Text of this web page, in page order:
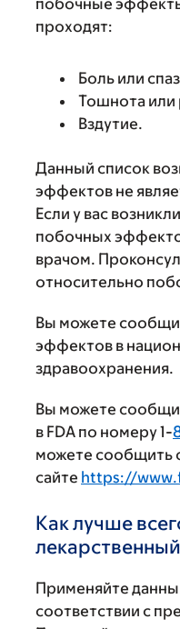
проходят:
Боль или
Тошнота или
Вздутие.
Данный список
эффектов не
Если у вас
побочных
врачом.
относительно
Вы можете
эффектов в
здравоохранения.
Вы можете
в FDA по номеру 1-
можете сообщить
сайте https://
Как лучше
Применяйте
соответствии с